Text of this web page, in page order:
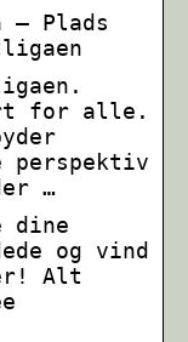
– Plads
for alle.
…
dine
og vind
Alt